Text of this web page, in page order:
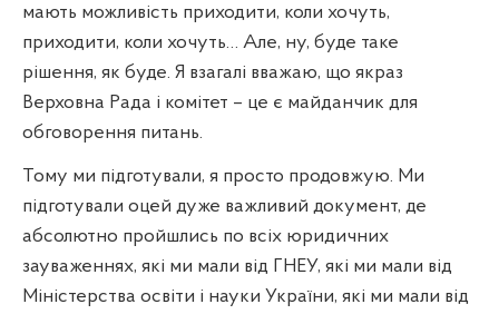
мають можливість приходити, коли хочуть,
приходити, коли хочуть… Але, ну, буде таке
рішення, як буде. Я взагалі вважаю, що якраз
Верховна Рада і комітет – це є майданчик для
обговорення питань.
Тому ми підготували, я просто продовжую. Ми
підготували оцей дуже важливий документ, де
абсолютно пройшлись по всіх юридичних
зауваженнях, які ми мали від ГНЕУ, які ми мали від
Міністерства освіти і науки України, які ми мали від